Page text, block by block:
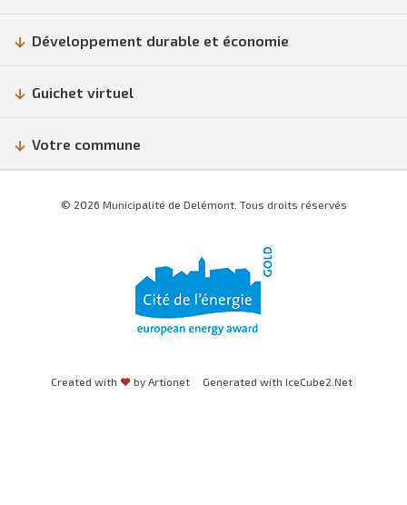
Développement durable et économie
Guichet virtuel
Votre commune
© 2026 Municipalité de Delémont. Tous droits réservés
Created with ♥by Artionet Generated with IceCube2.Net